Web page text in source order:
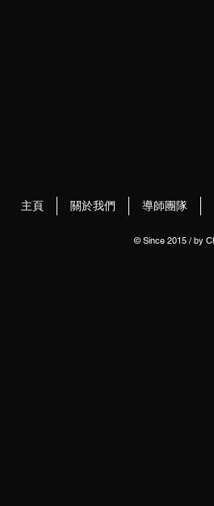
主頁 關於我們 導師團隊
© Since 2015 / by